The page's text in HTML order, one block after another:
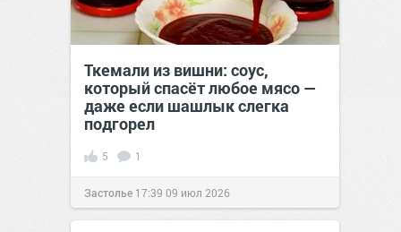
Ткемали из вишни: соус,
который спасёт любое мясо —
даже если шашлык слегка
подгорел
5 1
Застолье 17:39 09 июл 2026